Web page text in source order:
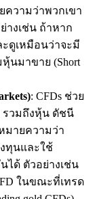
วามว่าพวกเขา
างเช่น ถ้าหาก
ดูเหมือนว่าจะมี
นมาขาย (Short
: CFDs ช่วย
รวมถึงหุ้น ดัชนี
มายความว่า
ทุนและใช้
ได้ ตัวอย่างเช่น
ในขณะที่เทรด